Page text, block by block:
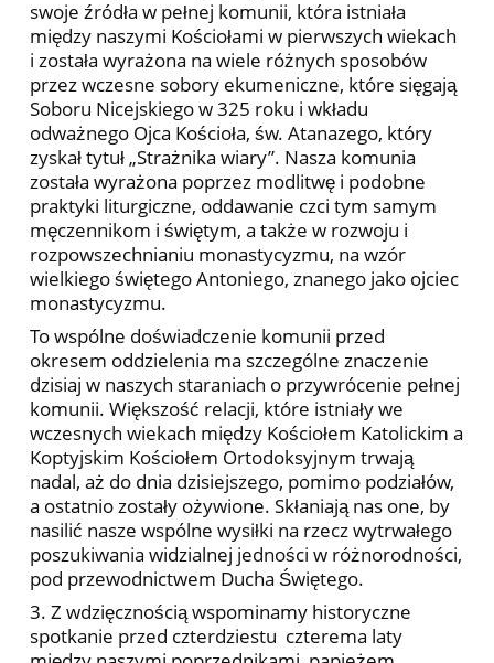
swoje źródła w pełnej komunii, która istniała
między naszymi Kościołami w pierwszych wiekach
i została wyrażona na wiele różnych sposobów
przez wczesne sobory ekumeniczne, które sięgają
Soboru Nicejskiego w 325 roku i wkładu
odważnego Ojca Kościoła, św. Atanazego, który
zyskał tytuł „Strażnika wiary”. Nasza komunia
została wyrażona poprzez modlitwę i podobne
praktyki liturgiczne, oddawanie czci tym samym
męczennikom i świętym, a także w rozwoju i
rozpowszechnianiu monastycyzmu, na wzór
wielkiego świętego Antoniego, znanego jako ojciec
monastycyzmu.
To wspólne doświadczenie komunii przed
okresem oddzielenia ma szczególne znaczenie
dzisiaj w naszych staraniach o przywrócenie pełnej
komunii. Większość relacji, które istniały we
wczesnych wiekach między Kościołem Katolickim a
Koptyjskim Kościołem Ortodoksyjnym trwają
nadal, aż do dnia ​​dzisiejszego, pomimo podziałów,
a ostatnio zostały ożywione. Skłaniają nas one, by
nasilić nasze wspólne wysiłki na rzecz wytrwałego
poszukiwania widzialnej jedności w różnorodności,
pod przewodnictwem Ducha Świętego.
3. Z wdzięcznością wspominamy historyczne
spotkanie przed czterdziestu czterema laty